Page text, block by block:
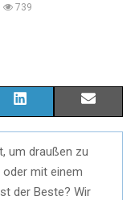
739
I
N
K
M
um draußen zu
oder mit einem
der Beste? Wir